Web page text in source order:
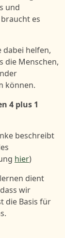
und
es
dabei helfen,
die Menschen,
können.
4 plus 1
beschreibt
hier)
dient
wir
die Basis für